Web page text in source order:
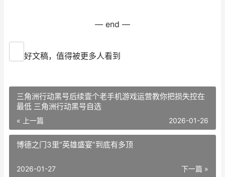
— end —
好文稿，值得被更多人看到
三角洲行动黑号后续壹个老手机游戏运营教你把损失控在
最低 三角洲行动黑号自选
« 上一篇 2026-01-26
博德之门3里“英雄盛宴”到底有多顶
下一篇 »
2026-01-27